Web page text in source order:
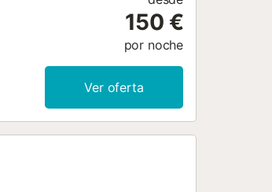
150 €
por noche
Ver oferta